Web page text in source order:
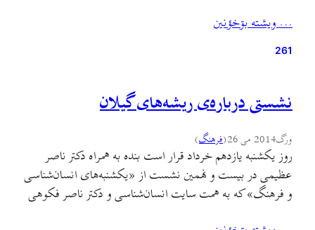
زبان‌هایی که در یک کشور با یک زبان رسمی، «زبان قومی» یا
«زبان مادری»…
… ويشته بۊخؤنين
261
نشستی درباره‌ی ریشه‌های گیلان
ورگ2014 می 26 (فرهنگ)
روز یکشنبه یازدهم خرداد قرار است بنده به همراه دکتر ناصر
عظیمی در بیست و نهمین نشست از «یکشنبه‌های انسان‌شناسی
و فرهنگ» که به همت سایت انسان‌شناسی و دکتر ناصر فکوهی